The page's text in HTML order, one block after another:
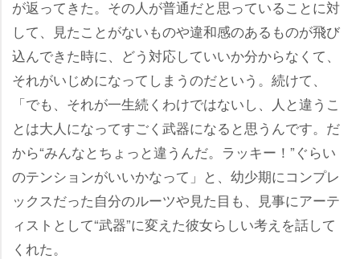
が返ってきた。その人が普通だと思っていることに対
して、見たことがないものや違和感のあるものが飛び
込んできた時に、どう対応していいか分からなくて、
それがいじめになってしまうのだという。続けて、
「でも、それが一生続くわけではないし、人と違うこ
とは大人になってすごく武器になると思うんです。だ
から“みんなとちょっと違うんだ。ラッキー！”ぐらい
のテンションがいいかなって」と、幼少期にコンプレ
ックスだった自分のルーツや見た目も、見事にアーテ
ィストとして“武器”に変えた彼女らしい考えを話して
くれた。